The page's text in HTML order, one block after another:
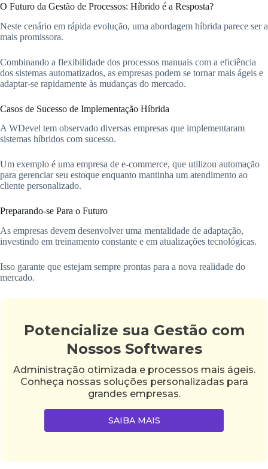
O Futuro da Gestão de Processos: Híbrido é a Resposta?
Neste cenário em rápida evolução, uma abordagem híbrida parece ser a
mais promissora.
Combinando a flexibilidade dos processos manuais com a eficiência
dos sistemas automatizados, as empresas podem se tornar mais ágeis e
adaptar-se rapidamente às mudanças do mercado.
Casos de Sucesso de Implementação Híbrida
A WDevel tem observado diversas empresas que implementaram
sistemas híbridos com sucesso.
Um exemplo é uma empresa de e-commerce, que utilizou automação
para gerenciar seu estoque enquanto mantinha um atendimento ao
cliente personalizado.
Preparando-se Para o Futuro
As empresas devem desenvolver uma mentalidade de adaptação,
investindo em treinamento constante e em atualizações tecnológicas.
Isso garante que estejam sempre prontas para a nova realidade do
mercado.
Potencialize sua Gestão com
Nossos Softwares
Administração otimizada e processos mais ágeis.
Conheça nossas soluções personalizadas para
grandes empresas.
SAIBA MAIS